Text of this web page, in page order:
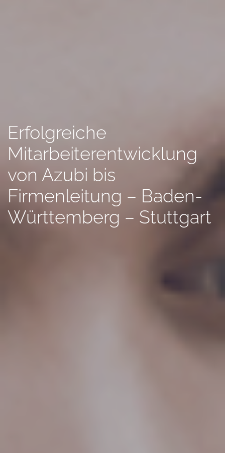
Erfolgreiche
Mitarbeiterentwicklung
von Azubi bis
Firmenleitung – Baden-
Württemberg – Stuttgart